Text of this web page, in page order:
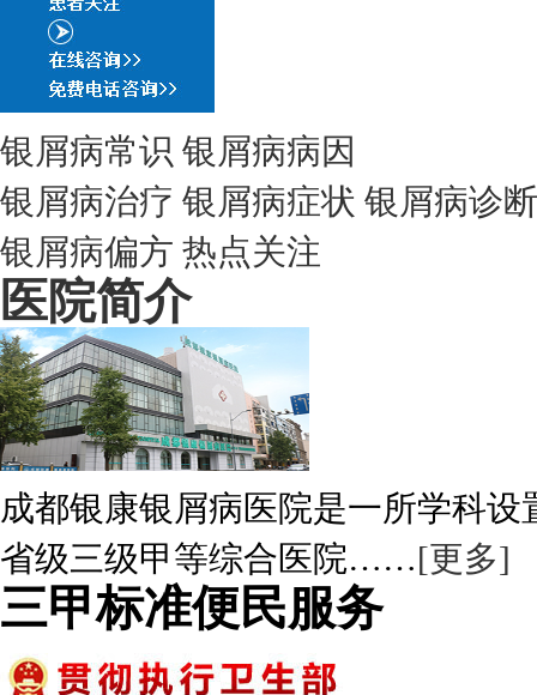
银屑病常识 银屑病病因
银屑病治疗 银屑病症状 银屑病诊断
银屑病偏方 热点关注
医院简介
成都银康银屑病医院是一所学科
省级三级甲等综合医院……[更多]
三甲标准便民服务